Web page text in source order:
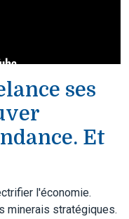
ses
Et
l'économie.
minerais stratégiques.